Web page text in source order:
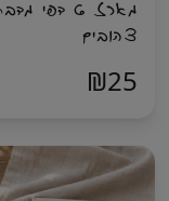
מארז 6 דפי
צהובים
₪25